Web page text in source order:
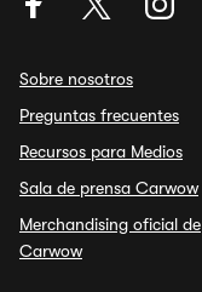
Sobre nosotros
Preguntas frecuentes
Recursos para Medios
Sala de prensa Carwow
Merchandising oficial de
Carwow